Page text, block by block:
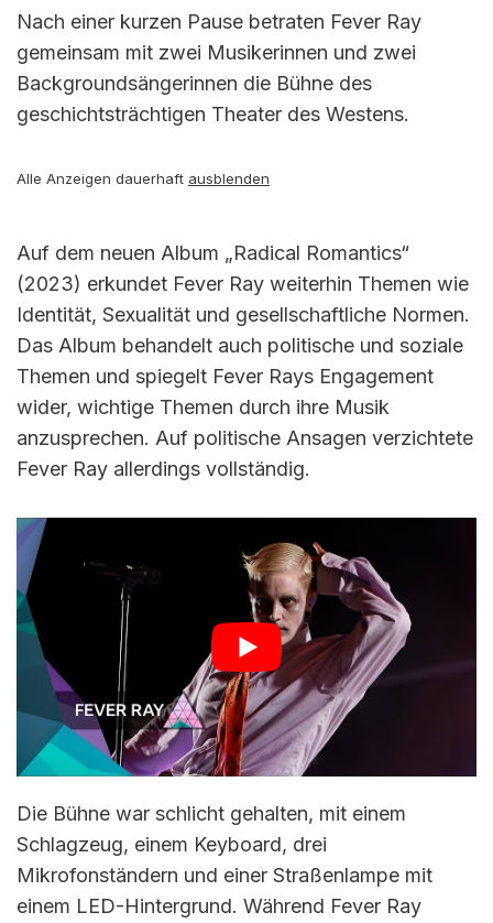
Nach einer kurzen Pause betraten Fever Ray
gemeinsam mit zwei Musikerinnen und zwei
Backgroundsängerinnen die Bühne des
geschichtsträchtigen Theater des Westens.
Alle Anzeigen dauerhaft ausblenden
Auf dem neuen Album „Radical Romantics“
(2023) erkundet Fever Ray weiterhin Themen wie
Identität, Sexualität und gesellschaftliche Normen.
Das Album behandelt auch politische und soziale
Themen und spiegelt Fever Rays Engagement
wider, wichtige Themen durch ihre Musik
anzusprechen. Auf politische Ansagen verzichtete
Fever Ray allerdings vollständig.
Die Bühne war schlicht gehalten, mit einem
Schlagzeug, einem Keyboard, drei
Mikrofonständern und einer Straßenlampe mit
einem LED-Hintergrund. Während Fever Ray